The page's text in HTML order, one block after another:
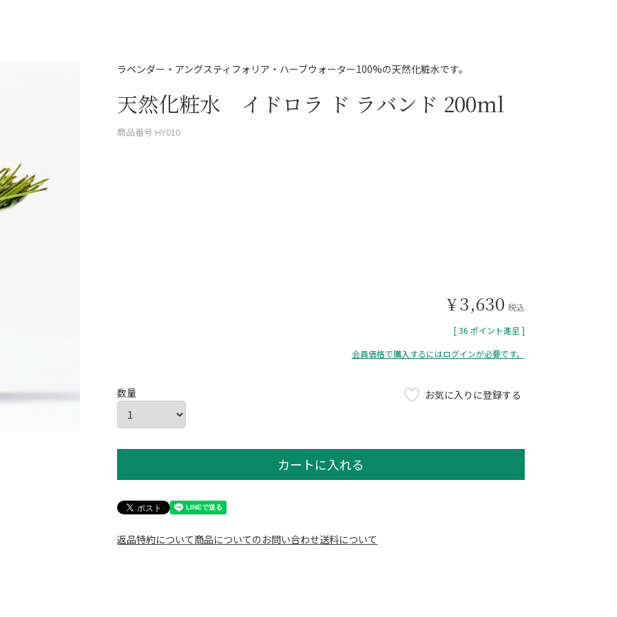
ラベンダー・アングスティフォリア・ハーブウォーター100%の天然化粧水です。
天然化粧水 イドロラ ド ラバンド 200ml
商品番号 HY010
¥3,630 税込
[ 36 ポイント進呈 ]
会員価格で購入するにはログインが必要です。
お気に入りに登録する
カートに入れる
返品特約について商品についてのお問い合わせ送料について